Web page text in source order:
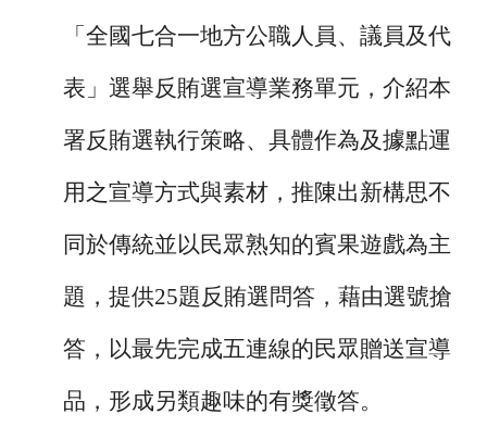
「全國七合一地方公職人員、議員及代
表」選舉反賄選宣導業務單元，介紹本
署反賄選執行策略、具體作為及據點運
用之宣導方式與素材，推陳出新構思不
同於傳統並以民眾熟知的賓果遊戲為主
題，提供25題反賄選問答，藉由選號搶
答，以最先完成五連線的民眾贈送宣導
品，形成另類趣味的有獎徵答。